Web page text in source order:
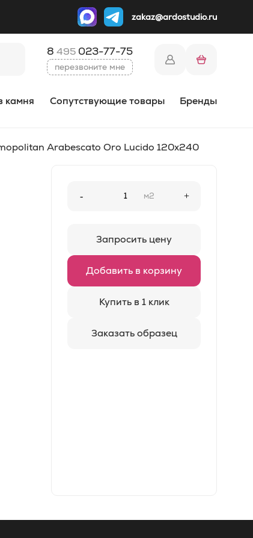
zakaz@ardostudio.ru
8 495 023-77-75
перезвоните мне
камня Сопутствующие товары Бренды
Arabescato Oro Lucido 120x240
- м2 +
Запросить цену
Добавить в корзину
Купить в 1 клик
Заказать образец